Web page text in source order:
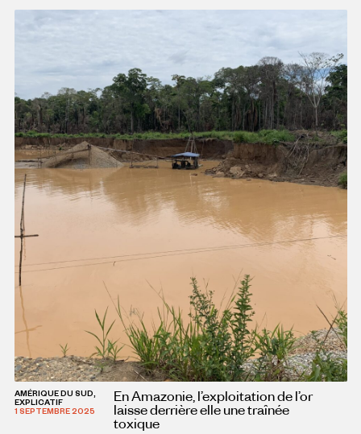
AMÉRIQUE DU SUD,
EXPLICATIF
1 SEPTEMBRE 2025
En Amazonie, l’exploitation de l’or
laisse derrière elle une traînée
toxique